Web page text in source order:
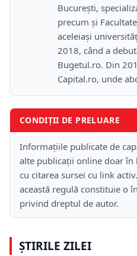
București,
precum și
aceleiași
2018, când a
Bugetul.ro. Din
Capital.ro, unde
CONDIȚII DE PRELUARE
Informațiile publicate de
alte publicații online doar în
cu citarea sursei cu link
această regulă constituie o
privind dreptul de autor.
ȘTIRILE ZILEI